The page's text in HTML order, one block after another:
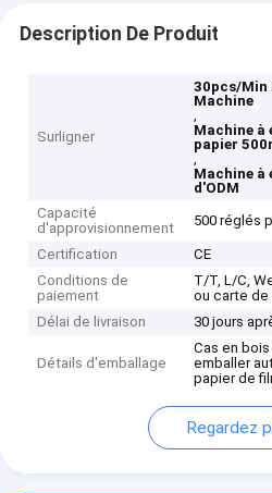
Description De Produit
Surligner
30pcs/Min
Machine
,
Machine à
papier
,
Machine à
d'ODM
Capacité
d'approvisionnement
500 réglés
Certification
CE
Conditions de
paiement
T/T, L/C,
ou carte
Délai de livraison
30 jours
Détails d'emballage
Cas en
emballer
papier de
Regardez